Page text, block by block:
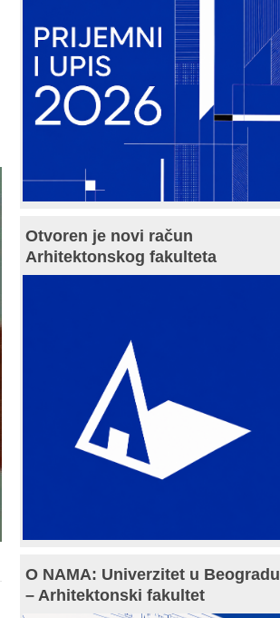
Otvoren je novi račun
Arhitektonskog fakulteta
O NAMA: Univerzitet u Beogradu
– Arhitektonski fakultet